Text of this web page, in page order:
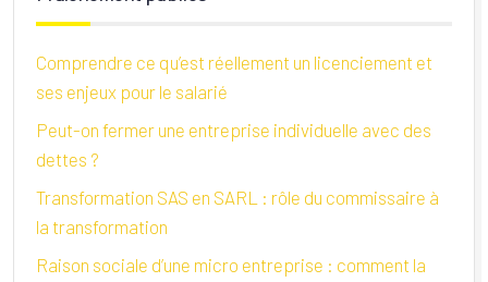
Comprendre ce qu’est réellement un licenciement et
ses enjeux pour le salarié
Peut-on fermer une entreprise individuelle avec des
dettes ?
Transformation SAS en SARL : rôle du commissaire à
la transformation
Raison sociale d’une micro entreprise : comment la